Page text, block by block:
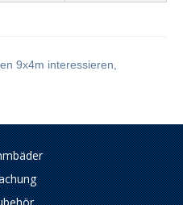
9x4m interessieren,